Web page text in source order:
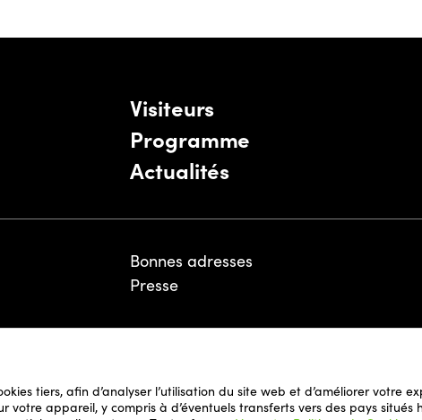
tiers, afin d’analyser l’utilisation du site web et d’améliorer votre
votre appareil, y compris à d’éventuels transferts vers des pays
Visiteurs
Programme
Actualités
Bonnes adresses
Presse
Politique de Cookies